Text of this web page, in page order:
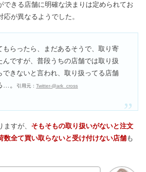
できる店舗に明確な決まりは定められてお
が異なるようでした。
もらったら、まだあるそうで、取り寄
んですが、普段うちの店舗では取り扱
できないと言われ、取り扱ってる店舗
…。
引用元：Twitter-@ark_cross
すが、 そもそもの取り扱いがないと注文
数全て買い取らないと受け付けない店舗も